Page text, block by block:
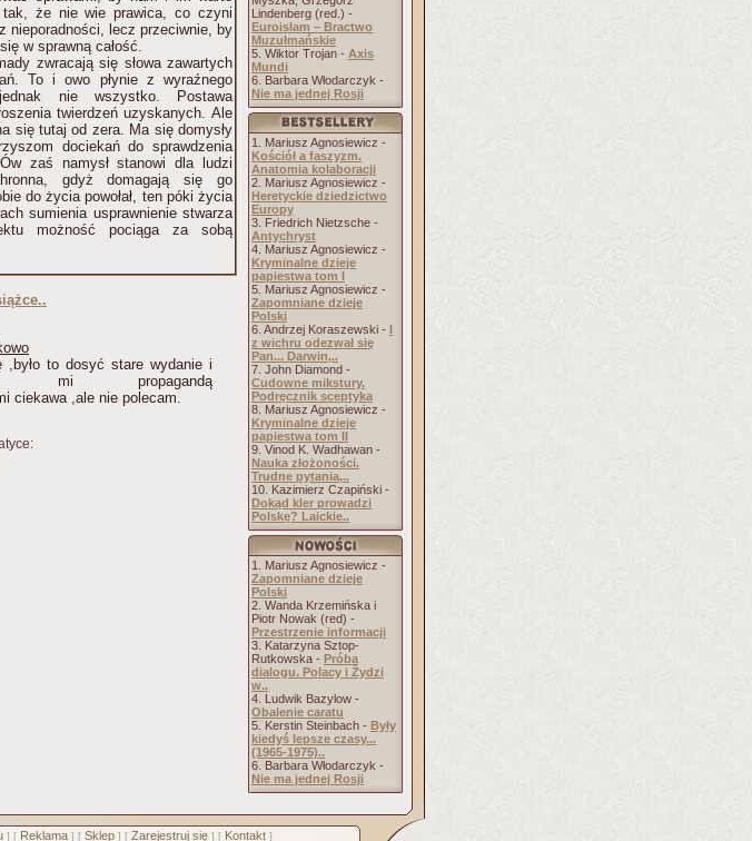
tak, że nie wie prawica, co czyni
nieporadności, lecz przeciwnie, by
w sprawną całość.
zwracają się słowa zawartych
To i owo płynie z wyraźnego
nie wszystko. Postawa
twierdzeń uzyskanych. Ale
się tutaj od zera. Ma się domysły
dociekań do sprawdzenia
zaś namysł stanowi dla ludzi
gdyż domagają się go
do życia powołał, ten póki życia
sumienia usprawnienie stwarza
możność pociąga za sobą
,było to dosyć stare wydanie i
mi propagandą
ciekawa ,ale nie polecam.
Lindenberg (red.) -
Euroislam – Bractwo
Muzułmańskie
5. Wiktor Trojan - Axis
Mundi
6. Barbara Włodarczyk -
Nie ma jednej Rosji
1. Mariusz Agnosiewicz -
Kościół a faszyzm.
Anatomia kolaboracji
2. Mariusz Agnosiewicz -
Heretyckie dziedzictwo
Europy
3. Friedrich Nietzsche -
Antychryst
4. Mariusz Agnosiewicz -
Kryminalne dzieje
papiestwa tom I
5. Mariusz Agnosiewicz -
Zapomniane dzieje
Polski
6. Andrzej Koraszewski - I
z wichru odezwał się
Pan... Darwin,..
7. John Diamond -
Cudowne mikstury.
Podręcznik sceptyka
8. Mariusz Agnosiewicz -
Kryminalne dzieje
papiestwa tom II
9. Vinod K. Wadhawan -
Nauka złożoności.
Trudne pytania,..
10. Kazimierz Czapiński -
Dokąd kler prowadzi
Polskę? Laickie..
1. Mariusz Agnosiewicz -
Zapomniane dzieje
Polski
2. Wanda Krzemińska i
Piotr Nowak (red) -
Przestrzenie informacji
3. Katarzyna Sztop-
Rutkowska - Próba
dialogu. Polacy i Żydzi
w..
4. Ludwik Bazylow -
Obalenie caratu
5. Kerstin Steinbach - Były
kiedyś lepsze czasy...
(1965-1975)..
6. Barbara Włodarczyk -
Nie ma jednej Rosji
] [ Reklama] [ Sklep] [ Zarejestruj się] [ Kontakt]